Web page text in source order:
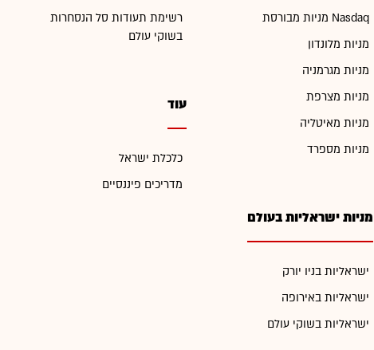
מניות מבורסת Nasdaq
מניות מלונדון
מניות מגרמניה
מניות מצרפת
מניות מאיטליה
מניות מספרד
מניות ישראליות בעולם
ישראליות בניו יורק
ישראליות באירופה
ישראליות בשוקי עולם
רשימת תעודות סל הנסחרות
בשוקי עולם
עוד
כלכלת ישראל
מדריכים פיננסיים